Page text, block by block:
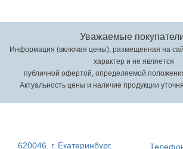
Уважаемые
Информация (включая цены), размещенная на
характер и не является
публичной офертой, определяемой
Актуальность цены и наличие продукции
620046, г. Екатеринбург,